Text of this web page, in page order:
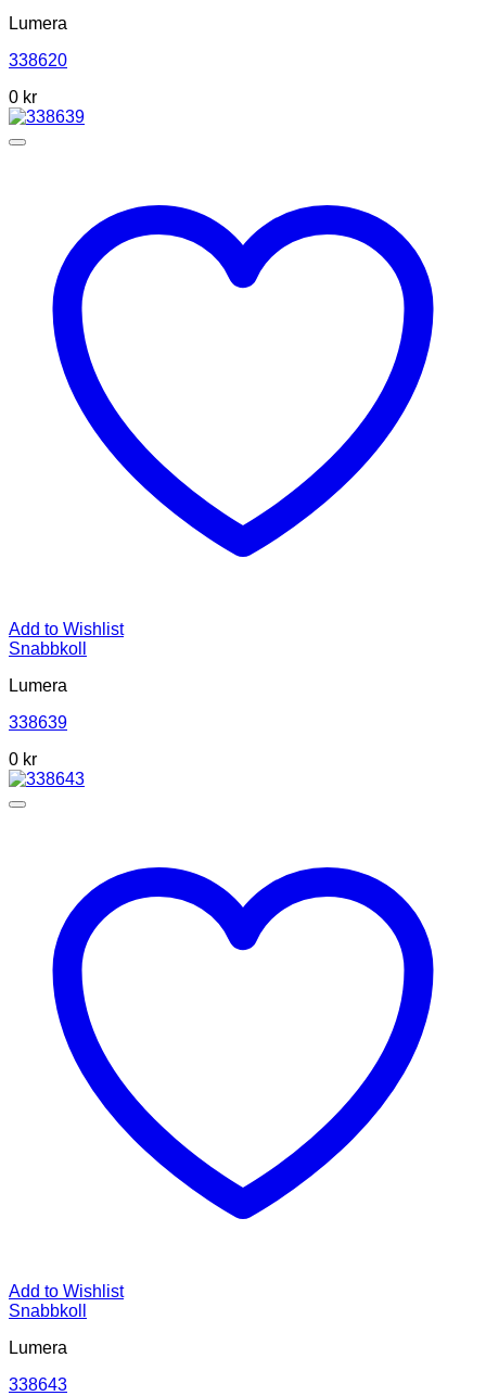
Lumera
338620
0 kr
Add to Wishlist
Snabbkoll
Lumera
338639
0 kr
Add to Wishlist
Snabbkoll
Lumera
338643